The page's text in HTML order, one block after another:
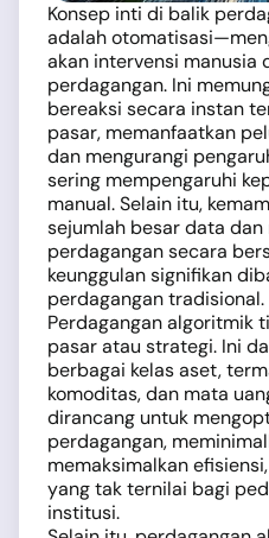
Konsep inti di balik
adalah
akan intervensi manusia
perdagangan. Ini
bereaksi secara instan
pasar, memanfaatkan
dan mengurangi
sering mempengaruhi
manual. Selain itu,
sejumlah besar data
perdagangan secara
keunggulan signifikan
perdagangan tradisional.
Perdagangan algoritmik
pasar atau strategi. Ini
berbagai kelas aset,
komoditas, dan mata
dirancang untuk
perdagangan,
memaksimalkan
yang tak ternilai bagi
institusi.